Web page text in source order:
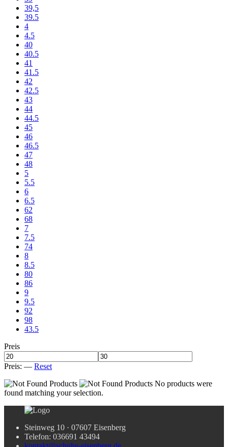
39,5
39.5
4
4.5
40
40.5
41
41.5
42
42.5
43
44
44.5
45
46
46.5
47
48
5
5.5
6
6.5
62
68
7
7.5
74
8
8.5
80
86
9
9.5
92
98
43.5
Preis
Preis: — Reset
No products were
found matching your selection.
Steinweg 10 · 07607 Eisenberg
Telefon: 036691 43494